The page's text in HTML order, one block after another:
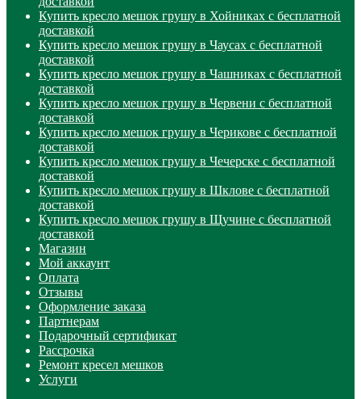
Купить кресло мешок грушу в Хойниках с бесплатной
доставкой
Купить кресло мешок грушу в Чаусах с бесплатной
доставкой
Купить кресло мешок грушу в Чашниках с бесплатной
доставкой
Купить кресло мешок грушу в Червени с бесплатной
доставкой
Купить кресло мешок грушу в Черикове с бесплатной
доставкой
Купить кресло мешок грушу в Чечерске с бесплатной
доставкой
Купить кресло мешок грушу в Шклове с бесплатной
доставкой
Купить кресло мешок грушу в Щучине с бесплатной
доставкой
Магазин
Мой аккаунт
Оплата
Отзывы
Оформление заказа
Партнерам
Подарочный сертификат
Рассрочка
Ремонт кресел мешков
Услуги